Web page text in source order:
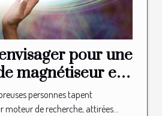
pour une
magnétiseur en
personnes tapent
moteur de recherche, attirées...